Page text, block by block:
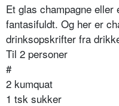
Et glas champagne
fantasifuldt. Og her er
drinksopskrifter fra
Til 2 personer
#
2 kumquat
1 tsk sukker